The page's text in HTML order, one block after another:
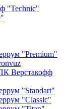
"Technic"
"Premium"
Верстакофф
"Standart"
"Classic"